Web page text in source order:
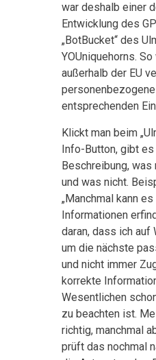
war deshalb einer
Entwicklung des
„BotBucket“ des
YOUniquehorns.
außerhalb der EU
entsprechenden
Klickt man beim
Info-Button, gibt
Beschreibung, was
und was nicht.
„Manchmal kann
Informationen
daran, dass ich auf
um die nächste
und nicht immer
korrekte
Wesentlichen
zu beachten ist.
richtig, manchmal
prüft das nochmal